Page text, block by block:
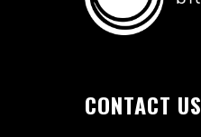
CONTACT US